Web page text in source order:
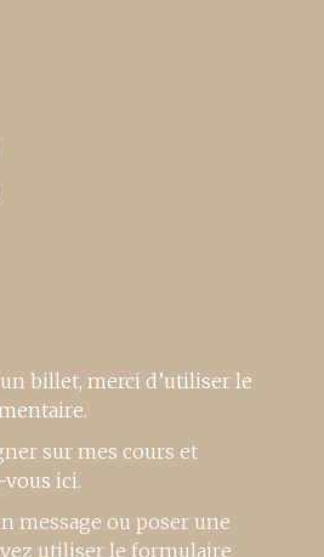
billet, merci d’utiliser le
.
sur mes cours et
ici.
message ou poser une
utiliser le formulaire